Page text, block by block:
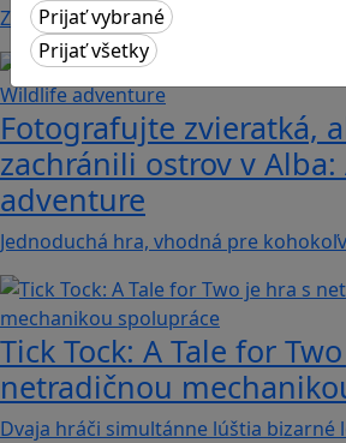
Zohľadňovať treba vývinové špecifiká
Fotografujte zvieratká,
zachránili ostrov v
adventure
Jednoduchá hra, vhodná pre
Tick Tock: A Tale for
netradičnou
Dvaja hráči simultánne lúštia bizarné